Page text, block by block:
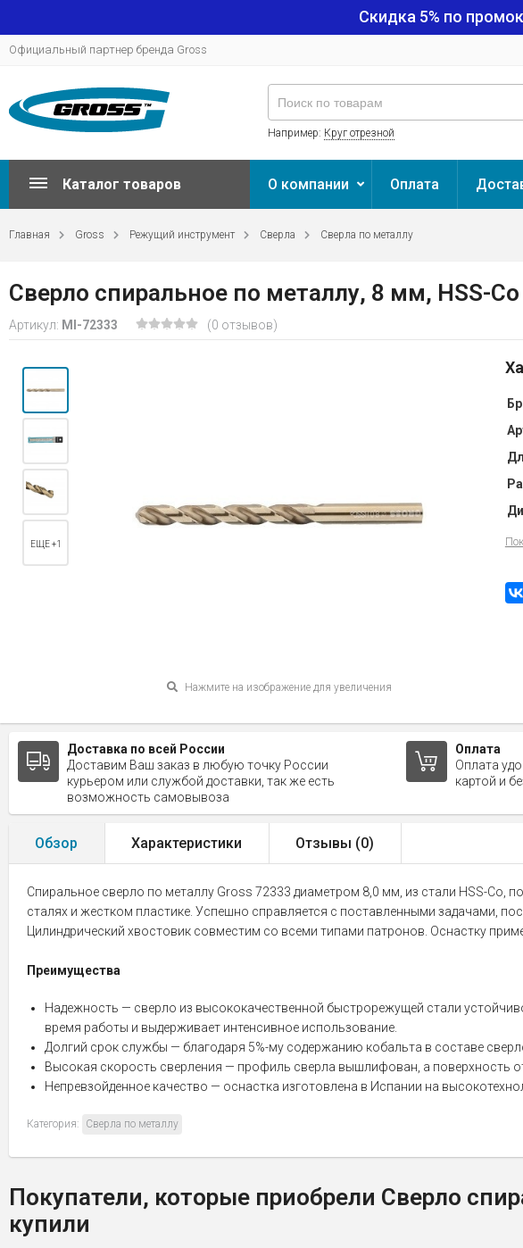
Скидка 5% по
Официальный партнер бренда Gross
Например: Круг отрезной
Каталог товаров О компании Оплата
Главная Gross Режущий инструмент Сверла Сверла по металлу
Сверло спиральное по металлу, 8 мм, HSS-
Артикул: MI-72333 (0 отзывов)
Нажмите на изображение для увеличения
ЕЩЕ +1
Доставка по всей России
Доставим Ваш заказ в любую точку России
курьером или службой доставки, так же есть
возможность самовывоза
Оплата
Оплата
картой и
Обзор Характеристики Отзывы (0)
Спиральное сверло по металлу Gross 72333 диаметром 8,0 мм, из стали HSS-Co,
сталях и жестком пластике. Успешно справляется с поставленными задачами,
Цилиндрический хвостовик совместим со всеми типами патронов. Оснастку
Преимущества
Надежность — сверло из высококачественной быстрорежущей стали
время работы и выдерживает интенсивное использование.
Долгий срок службы — благодаря 5%-му содержанию кобальта в составе
Высокая скорость сверления — профиль сверла вышлифован, а поверхность
Непревзойденное качество — оснастка изготовлена в Испании на
Категория: Сверла по металлу
Покупатели, которые приобрели Сверло
купили